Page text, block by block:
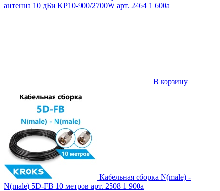
антенна 10 дБи KP10-900/2700W арт. 2464 1 600a
В корзину
Кабельная сборка N(male) -
N(male) 5D-FB 10 метров арт. 2508 1 900a